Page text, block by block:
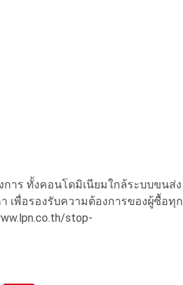
าร ทั้งคอนโดมิเนียมใกล้ระบบขนส่ง
เพื่อรองรับความต้องการของผู้ซื้อทุก
stop-